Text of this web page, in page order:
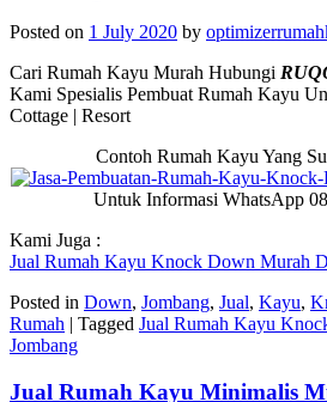
Posted on 1 July 2020 by
Cari Rumah Kayu Murah Hubungi
Kami Spesialis Pembuat Rumah Kayu
Cottage | Resort
Contoh Rumah Kayu Yang
Untuk Informasi WhatsApp
Kami Juga :
Jual Rumah Kayu Knock Down Murah
Posted in Down, Jombang, Jual, Kayu,
Rumah | Tagged Jual Rumah Kayu
Jombang
Jual Rumah Kayu Minimalis